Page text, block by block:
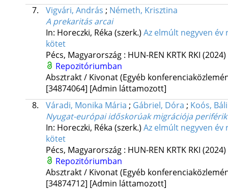
7.
Vigvári, András ; Németh, Krisztina
A prekaritás arcai
In: Horeczki, Réka (szerk.) Az elmúlt negyven év
kötet
Pécs, Magyarország : HUN-REN KRTK RKI (2024)
Repozitóriumban
Absztrakt / Kivonat (Egyéb
[34874064] [Admin láttamozott]
8.
Váradi, Monika Mária ; Gábriel, Dóra ; Koós,
Nyugat-európai időskorúak migrációja
In: Horeczki, Réka (szerk.) Az elmúlt negyven év
kötet
Pécs, Magyarország : HUN-REN KRTK RKI (2024)
Repozitóriumban
Absztrakt / Kivonat (Egyéb
[34874712] [Admin láttamozott]